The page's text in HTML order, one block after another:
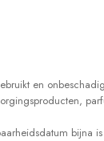
en
bijna